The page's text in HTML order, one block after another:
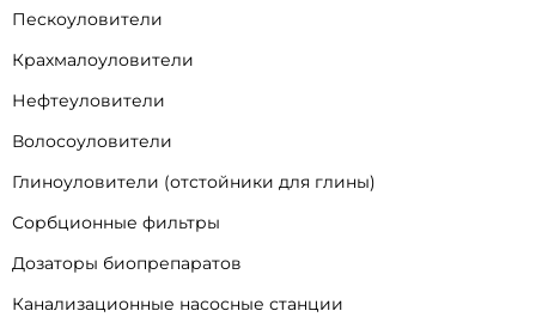
Пескоуловители
Крахмалоуловители
Нефтеуловители
Волосоуловители
Глиноуловители (отстойники для глины)
Сорбционные фильтры
Дозаторы биопрепаратов
Канализационные насосные станции